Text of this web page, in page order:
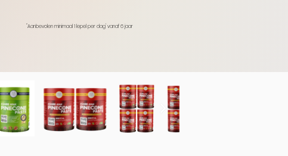
"Aanbevolen minimaal 1 lepel per dag' vanaf 6 jaar